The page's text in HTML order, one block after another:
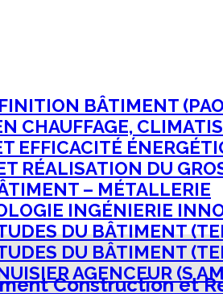
BÂTIMENT
CHAUFFAGE,
EFFICACITÉ
RÉALISATION DU
– MÉTALLERIE
INGÉNIERIE
DU BÂTIMENT
DU BÂTIMENT
AGENCEUR (S
Construction et